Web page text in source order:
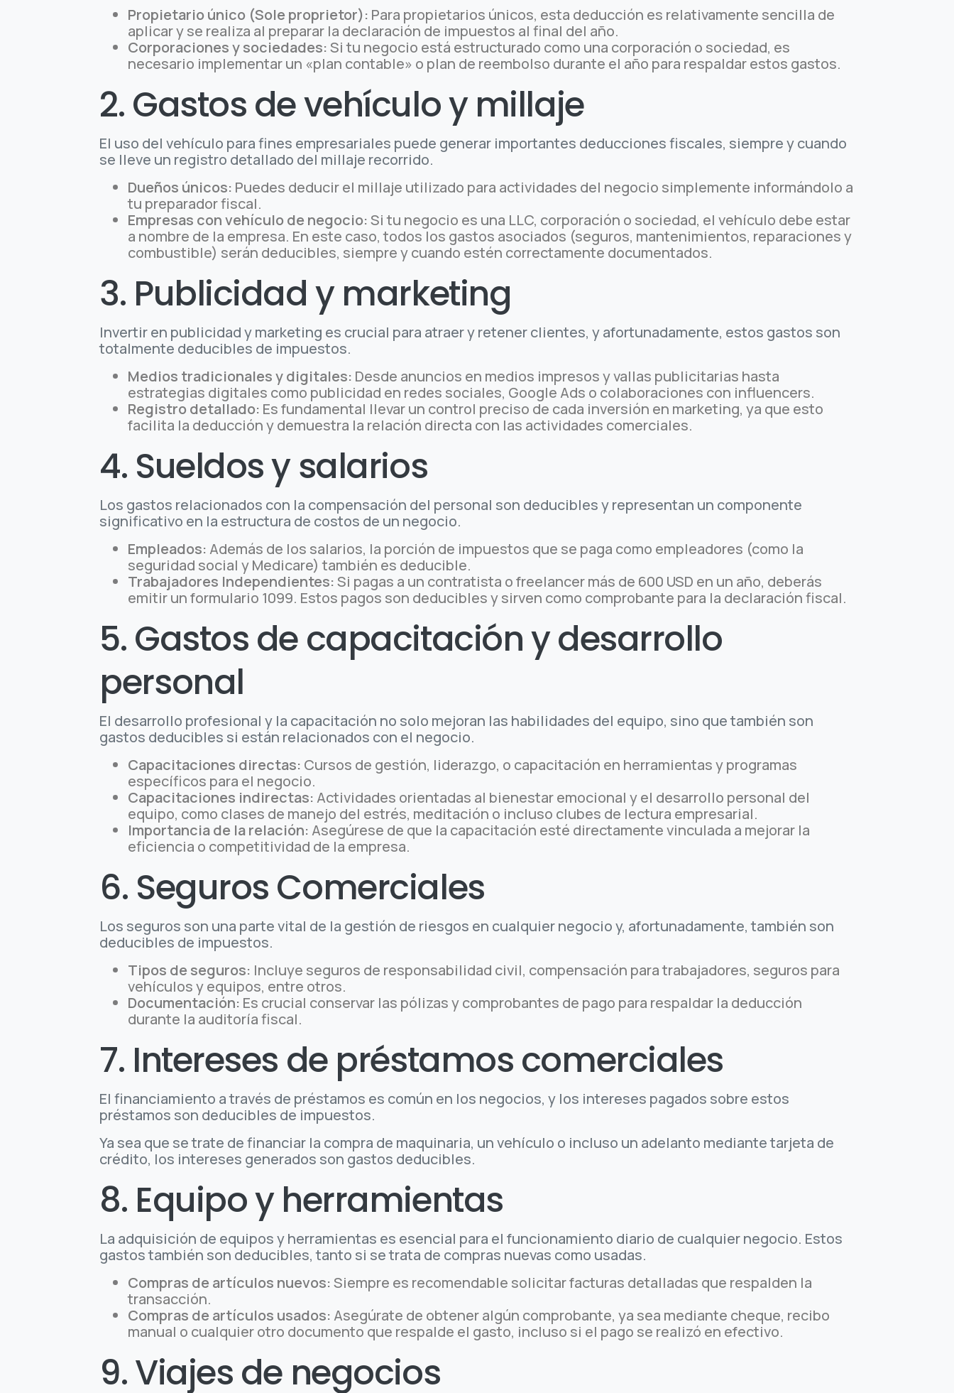
Propietario único (Sole proprietor): Para propietarios únicos, esta deducción es relativamente sencilla de
aplicar y se realiza al preparar la declaración de impuestos al final del año.
Corporaciones y sociedades:Si tu negocio está estructurado como una corporación o sociedad, es
necesario implementar un «plan contable» o plan de reembolso durante el año para respaldar estos gastos.
2. Gastos de vehículo y millaje
El uso del vehículo para fines empresariales puede generar importantes deducciones fiscales, siempre y cuando
se lleve un registro detallado del millaje recorrido.
Dueños únicos: Puedes deducir el millaje utilizado para actividades del negocio simplemente informándolo a
tu preparador fiscal.
Empresas con vehículo de negocio:Si tu negocio es una LLC, corporación o sociedad, el vehículo debe estar
a nombre de la empresa. En este caso, todos los gastos asociados (seguros, mantenimientos, reparaciones y
combustible) serán deducibles, siempre y cuando estén correctamente documentados.
3. Publicidad y marketing
Invertir en publicidad y marketing es crucial para atraer y retener clientes, y afortunadamente, estos gastos son
totalmente deducibles de impuestos.
Medios tradicionales y digitales: Desde anuncios en medios impresos y vallas publicitarias hasta
estrategias digitales como publicidad en redes sociales, Google Ads o colaboraciones con influencers.
Registro detallado: Es fundamental llevar un control preciso de cada inversión en marketing, ya que esto
facilita la deducción y demuestra la relación directa con las actividades comerciales.
4. Sueldos y salarios
Los gastos relacionados con la compensación del personal son deducibles y representan un componente
significativo en la estructura de costos de un negocio.
Empleados: Además de los salarios, la porción de impuestos que se paga como empleadores (como la
seguridad social y Medicare) también es deducible.
Trabajadores Independientes:Si pagas a un contratista o freelancer más de 600 USD en un año, deberás
emitir un formulario 1099. Estos pagos son deducibles y sirven como comprobante para la declaración fiscal.
5. Gastos de capacitación y desarrollo
personal
El desarrollo profesional y la capacitación no solo mejoran las habilidades del equipo, sino que también son
gastos deducibles si están relacionados con el negocio.
Capacitaciones directas: Cursos de gestión, liderazgo, o capacitación en herramientas y programas
específicos para el negocio.
Capacitaciones indirectas: Actividades orientadas al bienestar emocional y el desarrollo personal del
equipo, como clases de manejo del estrés, meditación o incluso clubes de lectura empresarial.
Importancia de la relación: Asegúrese de que la capacitación esté directamente vinculada a mejorar la
eficiencia o competitividad de la empresa.
6. Seguros Comerciales
Los seguros son una parte vital de la gestión de riesgos en cualquier negocio y, afortunadamente, también son
deducibles de impuestos.
Tipos de seguros: Incluye seguros de responsabilidad civil, compensación para trabajadores, seguros para
vehículos y equipos, entre otros.
Documentación: Es crucial conservar las pólizas y comprobantes de pago para respaldar la deducción
durante la auditoría fiscal.
7. Intereses de préstamos comerciales
El financiamiento a través de préstamos es común en los negocios, y los intereses pagados sobre estos
préstamos son deducibles de impuestos.
Ya sea que se trate de financiar la compra de maquinaria, un vehículo o incluso un adelanto mediante tarjeta de
crédito, los intereses generados son gastos deducibles.
8. Equipo y herramientas
La adquisición de equipos y herramientas es esencial para el funcionamiento diario de cualquier negocio. Estos
gastos también son deducibles, tanto si se trata de compras nuevas como usadas.
Compras de artículos nuevos:Siempre es recomendable solicitar facturas detalladas que respalden la
transacción.
Compras de artículos usados: Asegúrate de obtener algún comprobante, ya sea mediante cheque, recibo
manual o cualquier otro documento que respalde el gasto, incluso si el pago se realizó en efectivo.
9. Viajes de negocios